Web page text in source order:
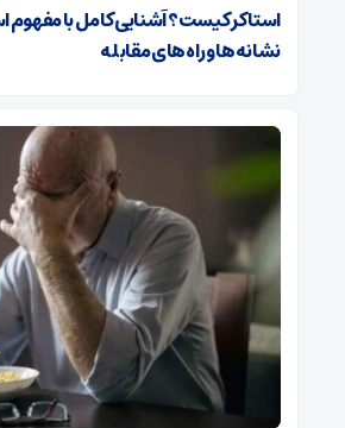
استاکر کیست؟ آشنایی کامل با مفهوم
نشانه‌ها و راه‌های مقابله